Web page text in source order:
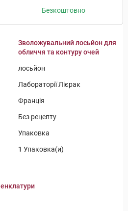
Безкоштовно
Зволожувальний лосьйон для
обличчя та контуру очей
лосьйон
Лабораторії Лієрак
Франція
Без рецепту
Упаковка
1 Упаковка(и)